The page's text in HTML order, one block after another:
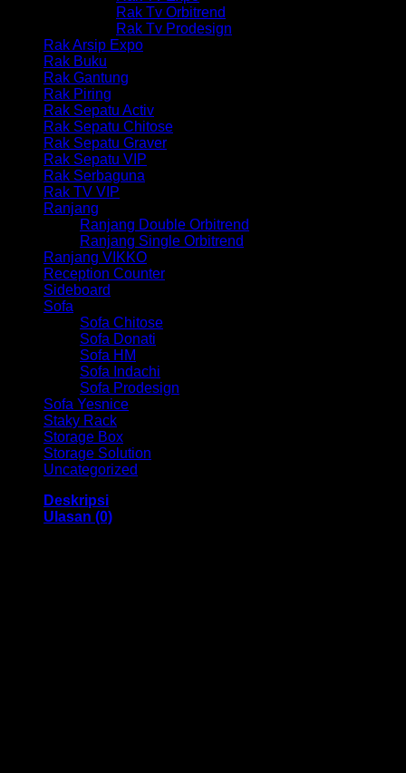
Rak Tv Orbitrend
Rak Tv Prodesign
Rak Arsip Expo
Rak Buku
Rak Gantung
Rak Piring
Rak Sepatu Activ
Rak Sepatu Chitose
Rak Sepatu Graver
Rak Sepatu VIP
Rak Serbaguna
Rak TV VIP
Ranjang
Ranjang Double Orbitrend
Ranjang Single Orbitrend
Ranjang VIKKO
Reception Counter
Sideboard
Sofa
Sofa Chitose
Sofa Donati
Sofa HM
Sofa Indachi
Sofa Prodesign
Sofa Yesnice
Staky Rack
Storage Box
Storage Solution
Uncategorized
Deskripsi
Ulasan (0)